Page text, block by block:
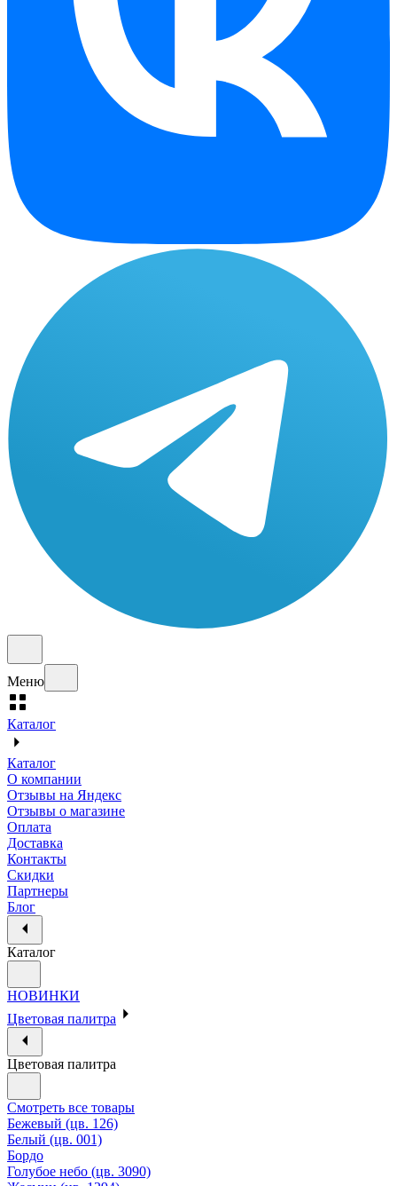
Меню
Каталог
Каталог
О компании
Отзывы на Яндекс
Отзывы о магазине
Оплата
Доставка
Контакты
Скидки
Партнеры
Блог
Каталог
НОВИНКИ
Цветовая палитра
Цветовая палитра
Смотреть все товары
Бежевый (цв. 126)
Белый (цв. 001)
Бордо
Голубое небо (цв. 3090)